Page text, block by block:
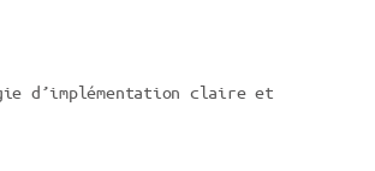
d’implémentation claire et